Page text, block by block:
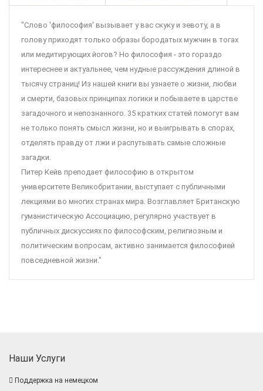
"Слово 'философия' вызывает у вас скуку и зевоту, а в
голову приходят только образы бородатых мужчин в тогах
или медитирующих йогов? Но философия - это гораздо
интереснее и актуальнее, чем нудные рассуждения длиной в
тысячу страниц! Из нашей книги вы узнаете о жизни, любви
и смерти, базовых принципах логики и побываете в царстве
загадочного и непознанного. 35 кратких статей помогут вам
не только понять смысл жизни, но и выигрывать в спорах,
отделять правду от лжи и распутывать самые сложные
загадки.
Питер Кейв преподает философию в открытом
университете Великобритании, выступает с публичными
лекциями во многих странах мира. Возглавляет Британскую
гуманистическую Ассоциацию, регулярно участвует в
публичных дискуссиях по философским, религиозным и
политическим вопросам, активно занимается философией
повседневной жизни."
Наши Услуги
Поддержка на немецком